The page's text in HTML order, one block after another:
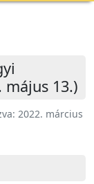
május 13.)
2022. március